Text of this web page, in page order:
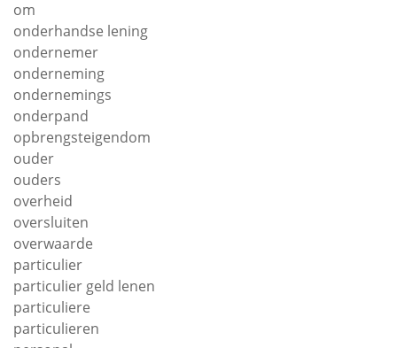
om
onderhandse lening
ondernemer
onderneming
ondernemings
onderpand
opbrengsteigendom
ouder
ouders
overheid
oversluiten
overwaarde
particulier
particulier geld lenen
particuliere
particulieren